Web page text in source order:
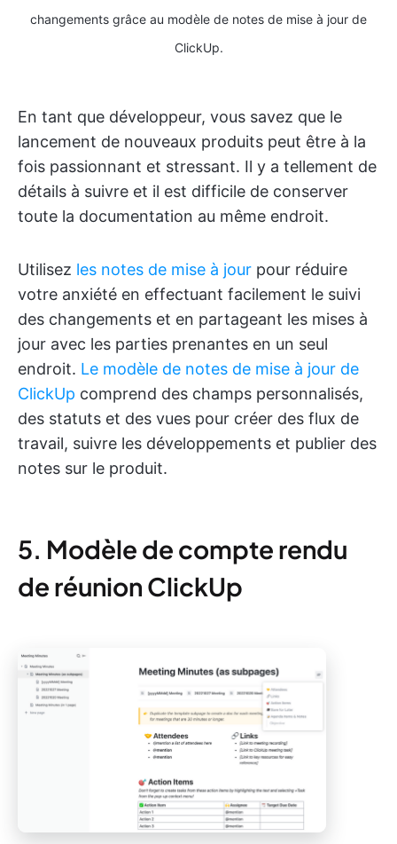
changements grâce au modèle de notes de mise à jour de
ClickUp.
En tant que développeur, vous savez que le
lancement de nouveaux produits peut être à la
fois passionnant et stressant. Il y a tellement de
détails à suivre et il est difficile de conserver
toute la documentation au même endroit.
Utilisez les notes de mise à jour pour réduire
votre anxiété en effectuant facilement le suivi
des changements et en partageant les mises à
jour avec les parties prenantes en un seul
endroit. Le modèle de notes de mise à jour de
ClickUp comprend des champs personnalisés,
des statuts et des vues pour créer des flux de
travail, suivre les développements et publier des
notes sur le produit.
5. Modèle de compte rendu
de réunion ClickUp